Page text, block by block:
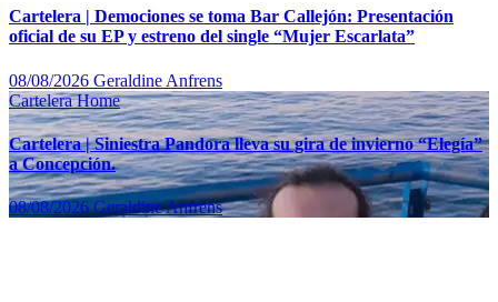
Cartelera | Demociones se toma Bar Callejón: Presentación
oficial de su EP y estreno del single “Mujer Escarlata”
08/08/2026 Geraldine Anfrens
CarteleraHome
Cartelera | Siniestra Pandora lleva su gira de invierno “Elegía”
a Concepción.
08/08/2026Geraldine Anfrens